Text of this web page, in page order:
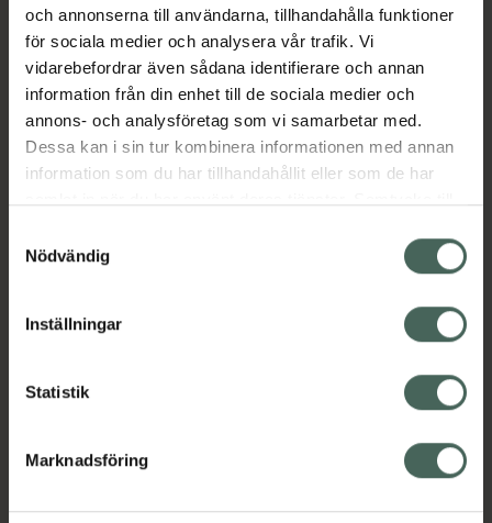
och annonserna till användarna, tillhandahålla funktioner
för sociala medier och analysera vår trafik. Vi
vidarebefordrar även sådana identifierare och annan
information från din enhet till de sociala medier och
annons- och analysföretag som vi samarbetar med.
Dessa kan i sin tur kombinera informationen med annan
information som du har tillhandahållit eller som de har
återkalla ditt samtycke via webbplatsens
cookieinställningar. Ett återkallat samtycke påverkar inte
lagligheten av behandling som skett innan återkallelsen.
Nödvändig
Inställningar
Statistik
Marknadsföring
Beskrivning
Läs alltid bipacksedeln innan
användning.
Kronans Apotek finns här för dig. Du hittar oss från Skåne i
syd till Lappland i norr, och online i mobilen och på
datorn. Oavsett vem du är så är det vårt uppdrag att
med oss.
Kundservice